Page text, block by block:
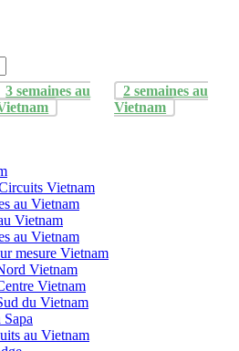
3 semaines au
2 semaines au
Vietnam
Vietnam
au Vietnam
Vietnam
au Vietnam
mesure Vietnam
Vietnam
Vietnam
du Vietnam
Sapa
au Vietnam